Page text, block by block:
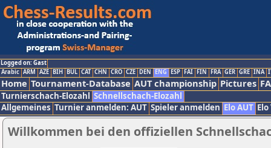
Logged on: Gast
Arabic ARM AZE BIH BUL CAT CHN CRO CZE DEN ENG ESP FAI FIN FRA GER GRE INA
Home Tournament-Database AUT championship Pictures
Turnierschach-Elozahl Schnellschach-Elozahl
Allgemeines Turnier anmelden: AUT Spieler anmelden Elo AUT
Willkommen bei den offiziellen